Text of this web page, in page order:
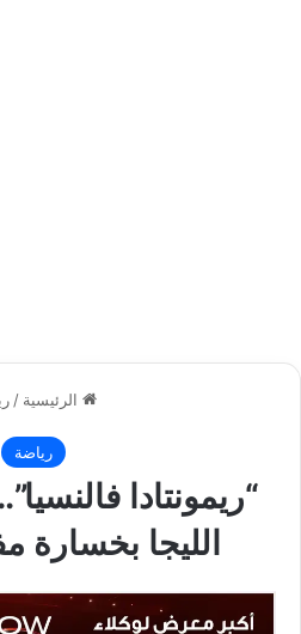
الرئيسية /
رياضة
“ريمونتادا
الليجا بخسارة